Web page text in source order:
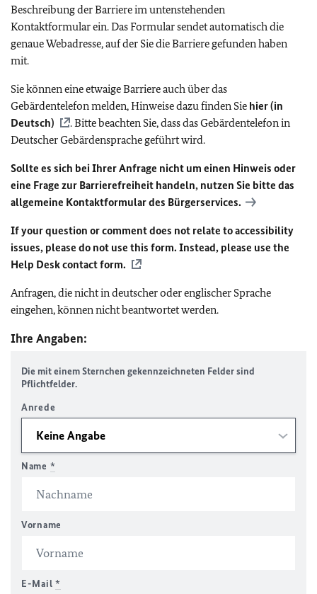
Beschreibung der Barriere im untenstehenden
Kontaktformular ein. Das Formular sendet automatisch die
genaue Webadresse, auf der Sie die Barriere gefunden haben
mit.
Sie können eine etwaige Barriere auch über das
Gebärdentelefon melden, Hinweise dazu finden Sie hier (in
Deutsch)
. Bitte beachten Sie, dass das Gebärdentelefon in
Deutscher Gebärdensprache geführt wird.
Sollte es sich bei Ihrer Anfrage nicht um einen Hinweis oder
eine Frage zur Barrierefreiheit handeln, nutzen Sie bitte das
allgemeine Kontaktformular des Bürgerservices.
If your question or comment does not relate to accessibility
issues, please do not use this form. Instead, please use the
Help Desk contact form.
Anfragen, die nicht in deutscher oder englischer Sprache
eingehen, können nicht beantwortet werden.
Ihre Angaben:
Die mit einem Sternchen gekennzeichneten Felder sind
Pflichtfelder.
Anrede
Name *
Vorname
E-Mail *